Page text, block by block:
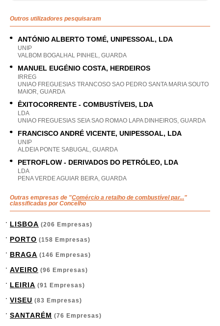
Outros utilizadores pesquisaram
ANTÓNIO ALBERTO TOMÉ, UNIPESSOAL, LDA
UNIP
VALBOM BOGALHAL PINHEL, GUARDA
MANUEL EUGÉNIO COSTA, HERDEIROS
IRREG
UNIAO FREGUESIAS TRANCOSO SAO PEDRO SANTA MARIA SOUTO
MAIOR, GUARDA
ÊXITOCORRENTE - COMBUSTÍVEIS, LDA
LDA
UNIAO FREGUESIAS SEIA SAO ROMAO LAPA DINHEIROS, GUARDA
FRANCISCO ANDRÉ VICENTE, UNIPESSOAL, LDA
UNIP
ALDEIA PONTE SABUGAL, GUARDA
PETROFLOW - DERIVADOS DO PETRÓLEO, LDA
LDA
PENA VERDE AGUIAR BEIRA, GUARDA
Outras empresas de "Comércio a retalho de combustível par..."
classificadas por Concelho
LISBOA (206 Empresas)
PORTO (158 Empresas)
BRAGA (146 Empresas)
AVEIRO (96 Empresas)
LEIRIA (91 Empresas)
VISEU (83 Empresas)
SANTARÉM (76 Empresas)